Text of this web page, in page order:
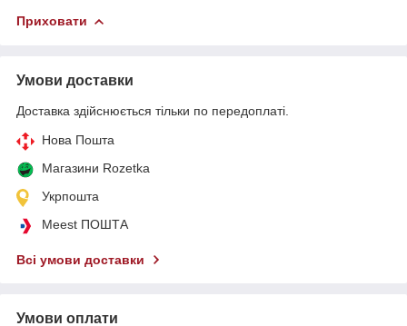
Приховати
Умови доставки
Доставка здійснюється тільки по передоплаті.
Нова Пошта
Магазини Rozetka
Укрпошта
Meest ПОШТА
Всі умови доставки
Умови оплати